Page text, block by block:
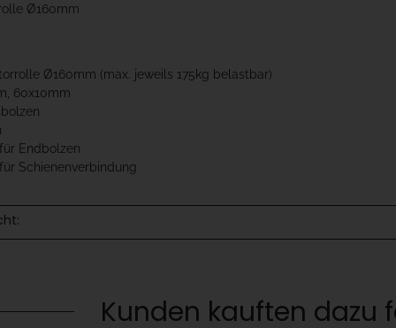
Ø160mm
Ø160mm (max. jeweils 175kg belastbar)
60x10mm
Endbolzen
Schienenverbindung
Kunden kauften dazu